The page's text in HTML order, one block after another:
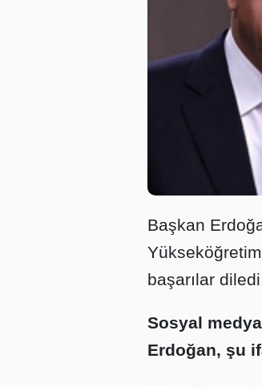
Başkan
başarılar
Sosyal
Erdoğan, şu